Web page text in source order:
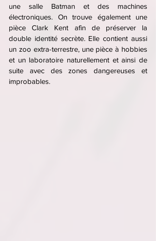
une salle Batman et des machines
électroniques. On trouve également une
pièce Clark Kent afin de préserver la
double identité secrète. Elle contient aussi
un zoo extra-terrestre, une pièce à hobbies
et un laboratoire naturellement et ainsi de
suite avec des zones dangereuses et
improbables.